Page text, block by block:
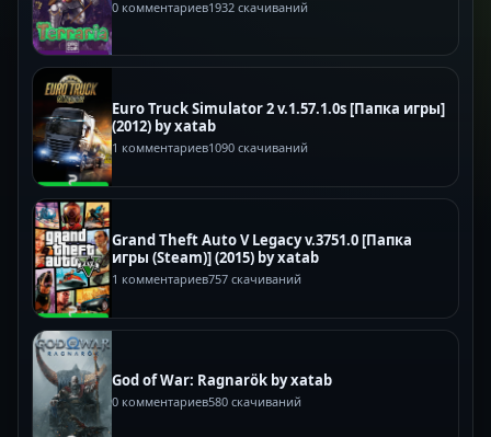
0 комментариев1932 скачиваний
Euro Truck Simulator 2 v.1.57.1.0s [Папка игры]
(2012) by xatab
1 комментариев1090 скачиваний
Grand Theft Auto V Legacy v.3751.0 [Папка
игры (Steam)] (2015) by xatab
1 комментариев757 скачиваний
God of War: Ragnarök by xatab
0 комментариев580 скачиваний